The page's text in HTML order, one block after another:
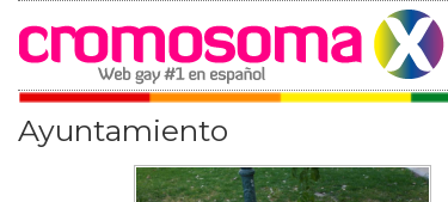
Ayuntamiento